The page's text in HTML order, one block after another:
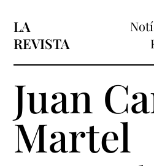
LA
REVISTA
Juan
Martel